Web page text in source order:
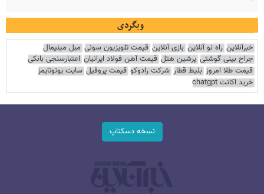
وبگردی
خبرآنلاین راه نو آنلاین بازی آنلاین قیمت تلویزیون سونی مبل مینیمال
جراح بینی گوشتی پرشین هتل قیمت آهن فولاد ایرانیان اعتبارسنجی بانکی
قیمت طلا امروز بلیط قطار شرکت رادوکو قیمت پروفیل سایت یوتوتایمز
خرید اکانت chatgpt
نسخه دسکتاپ